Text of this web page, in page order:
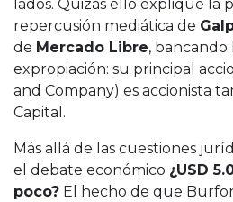
lados. Quizás ello explique la
repercusión mediática de
de Mercado Libre, bancando
expropiación: su principal
and Company) es accionista
Capital.
Más allá de las cuestiones
el debate económico ¿USD
poco? El hecho de que